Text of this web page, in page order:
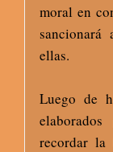
moral en
sancionará
ellas.
Luego de
recordar la